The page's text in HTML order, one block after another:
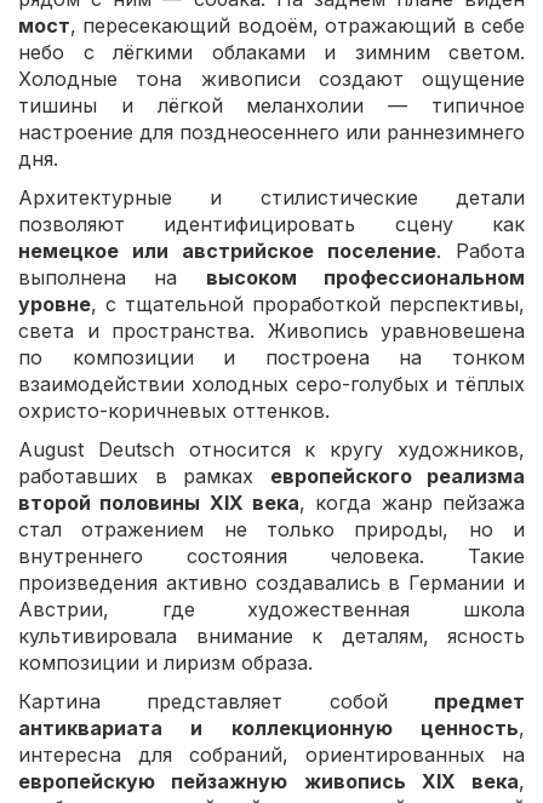
мост, пересекающий водоём, отражающий в себе
небо с лёгкими облаками и зимним светом.
Холодные тона живописи создают ощущение
тишины и лёгкой меланхолии — типичное
настроение для позднеосеннего или раннезимнего
дня.
Архитектурные и стилистические детали
позволяют идентифицировать сцену как
немецкое или австрийское поселение. Работа
выполнена на высоком профессиональном
уровне, с тщательной проработкой перспективы,
света и пространства. Живопись уравновешена
по композиции и построена на тонком
взаимодействии холодных серо-голубых и тёплых
охристо-коричневых оттенков.
August Deutsch относится к кругу художников,
работавших в рамках европейского реализма
второй половины XIX века, когда жанр пейзажа
стал отражением не только природы, но и
внутреннего состояния человека. Такие
произведения активно создавались в Германии и
Австрии, где художественная школа
культивировала внимание к деталям, ясность
композиции и лиризм образа.
Картина представляет собой предмет
антиквариата и коллекционную ценность,
интересна для собраний, ориентированных на
европейскую пейзажную живопись XIX века,